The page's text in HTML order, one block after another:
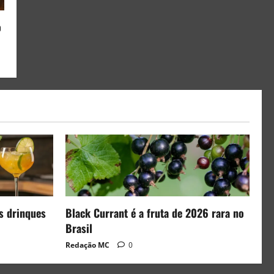
drinques
Black Currant é a fruta de 2026 rara no
Brasil
Redação MC 0